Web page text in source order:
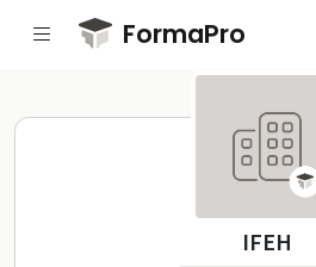
Passer au contenu principal
FormaPro
IFEH sur
IFEH